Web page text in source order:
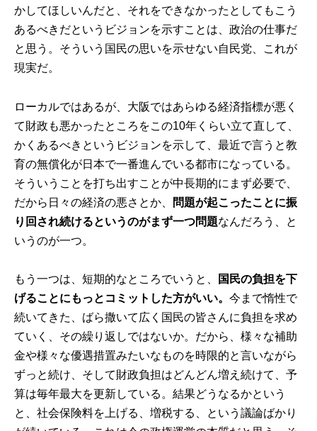
かしてほしいんだと、それをできなかったとしてもこう
あるべきだというビジョンを示すことは、政治の仕事だ
と思う。そういう国民の思いを示せない自民党、これが
現実だ。
ローカルではあるが、大阪ではあらゆる経済指標が悪く
て財政も悪かったところをこの10年くらい立て直して、
かくあるべきというビジョンを示して、最近で言うと教
育の無償化が日本で一番進んでいる都市になっている。
そういうことを打ち出すことが中長期的にまず必要で、
だから日々の経済の悪さとか、
問題が起こったことに振
り回され続けるというのがまず一つ問題なんだろう、と
いうのが一つ。
もう一つは、短期的なところでいうと、
国民の負担を下
げることにもっとコミットした方がいい。今まで惰性で
続いてきた、ばら撒いて広く国民の皆さんに負担を求め
ていく、その繰り返しではないか。だから、様々な補助
金や様々な優遇措置みたいなものを時限的と言いながら
ずっと続け、そして財政負担はどんどん増え続けて、予
算は毎年最大を更新している。結果どうなるかという
と、社会保険料を上げる、増税する、という議論ばかり